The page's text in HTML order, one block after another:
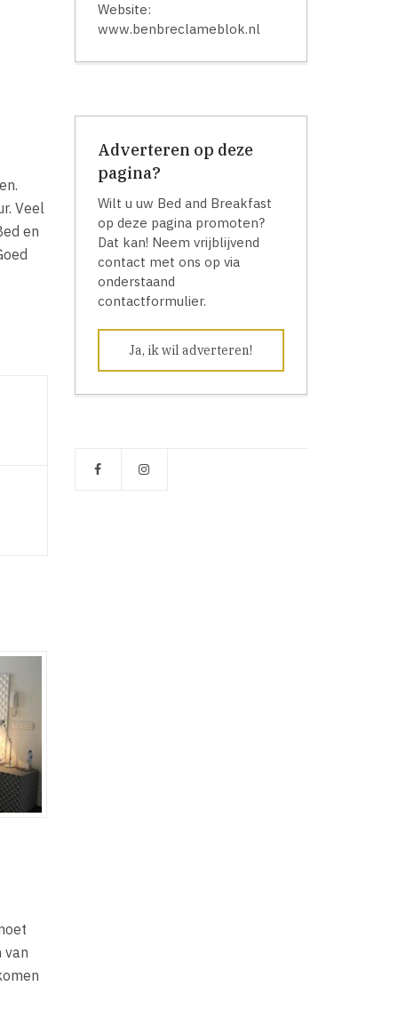
Veel
en
van
Website:
www.benbreclameblok.nl
Adverteren op deze
pagina?
Wilt u uw Bed and Breakfast
op deze pagina promoten?
Dat kan! Neem vrijblijvend
contact met ons op via
onderstaand
contactformulier.
Ja, ik wil adverteren!